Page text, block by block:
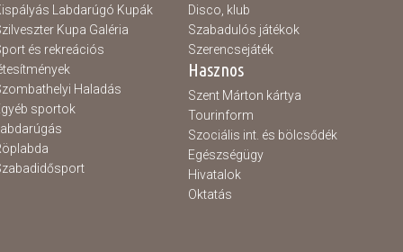
Labdarúgó Kupák
Kupa Galéria
és rekreációs
Haladás
sportok
Labdarúgás
Disco, klub
Szabadulós játékok
Szerencsejáték
Hasznos
Szent Márton kártya
Tourinform
Szociális int. és bölcsődék
Egészségügy
Hivatalok
Oktatás